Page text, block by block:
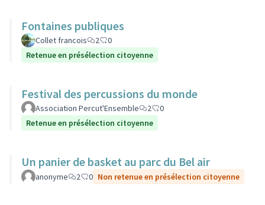
Fontaines publiques
Collet francois 2
0
Retenue en présélection citoyenne
Festival des percussions du monde
Association Percut'Ensemble 2
0
Retenue en présélection citoyenne
Un panier de basket au parc du Bel air
anonyme 2 0 Non retenue en présélection citoyenne